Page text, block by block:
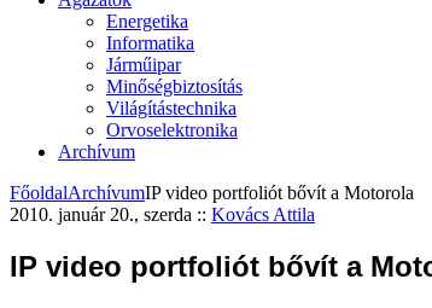
Energetika
Informatika
Járműipar
Minőségbiztosítás
Világítástechnika
Orvoselektronika
Archívum
FőoldalArchívumIP video portfoliót bővít a Motorola
2010. január 20., szerda :: Kovács Attila
IP video portfoliót bővít a